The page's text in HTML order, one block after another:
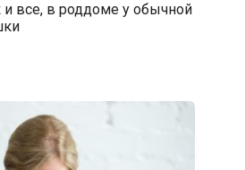
и все, в роддоме у обычной